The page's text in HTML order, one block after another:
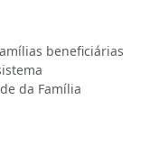
beneficiárias
da Família